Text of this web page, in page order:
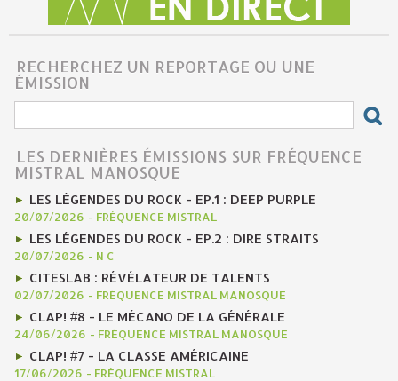
RECHERCHEZ UN REPORTAGE OU UNE
ÉMISSION
LES DERNIÈRES ÉMISSIONS SUR FRÉQUENCE
MISTRAL MANOSQUE
LES LÉGENDES DU ROCK - EP.1 : DEEP PURPLE
20/07/2026 - FRÉQUENCE MISTRAL
LES LÉGENDES DU ROCK - EP.2 : DIRE STRAITS
20/07/2026 - N C
CITESLAB : RÉVÉLATEUR DE TALENTS
02/07/2026 - FRÉQUENCE MISTRAL MANOSQUE
CLAP! #8 - LE MÉCANO DE LA GÉNÉRALE
24/06/2026 - FRÉQUENCE MISTRAL MANOSQUE
CLAP! #7 - LA CLASSE AMÉRICAINE
17/06/2026 - FRÉQUENCE MISTRAL